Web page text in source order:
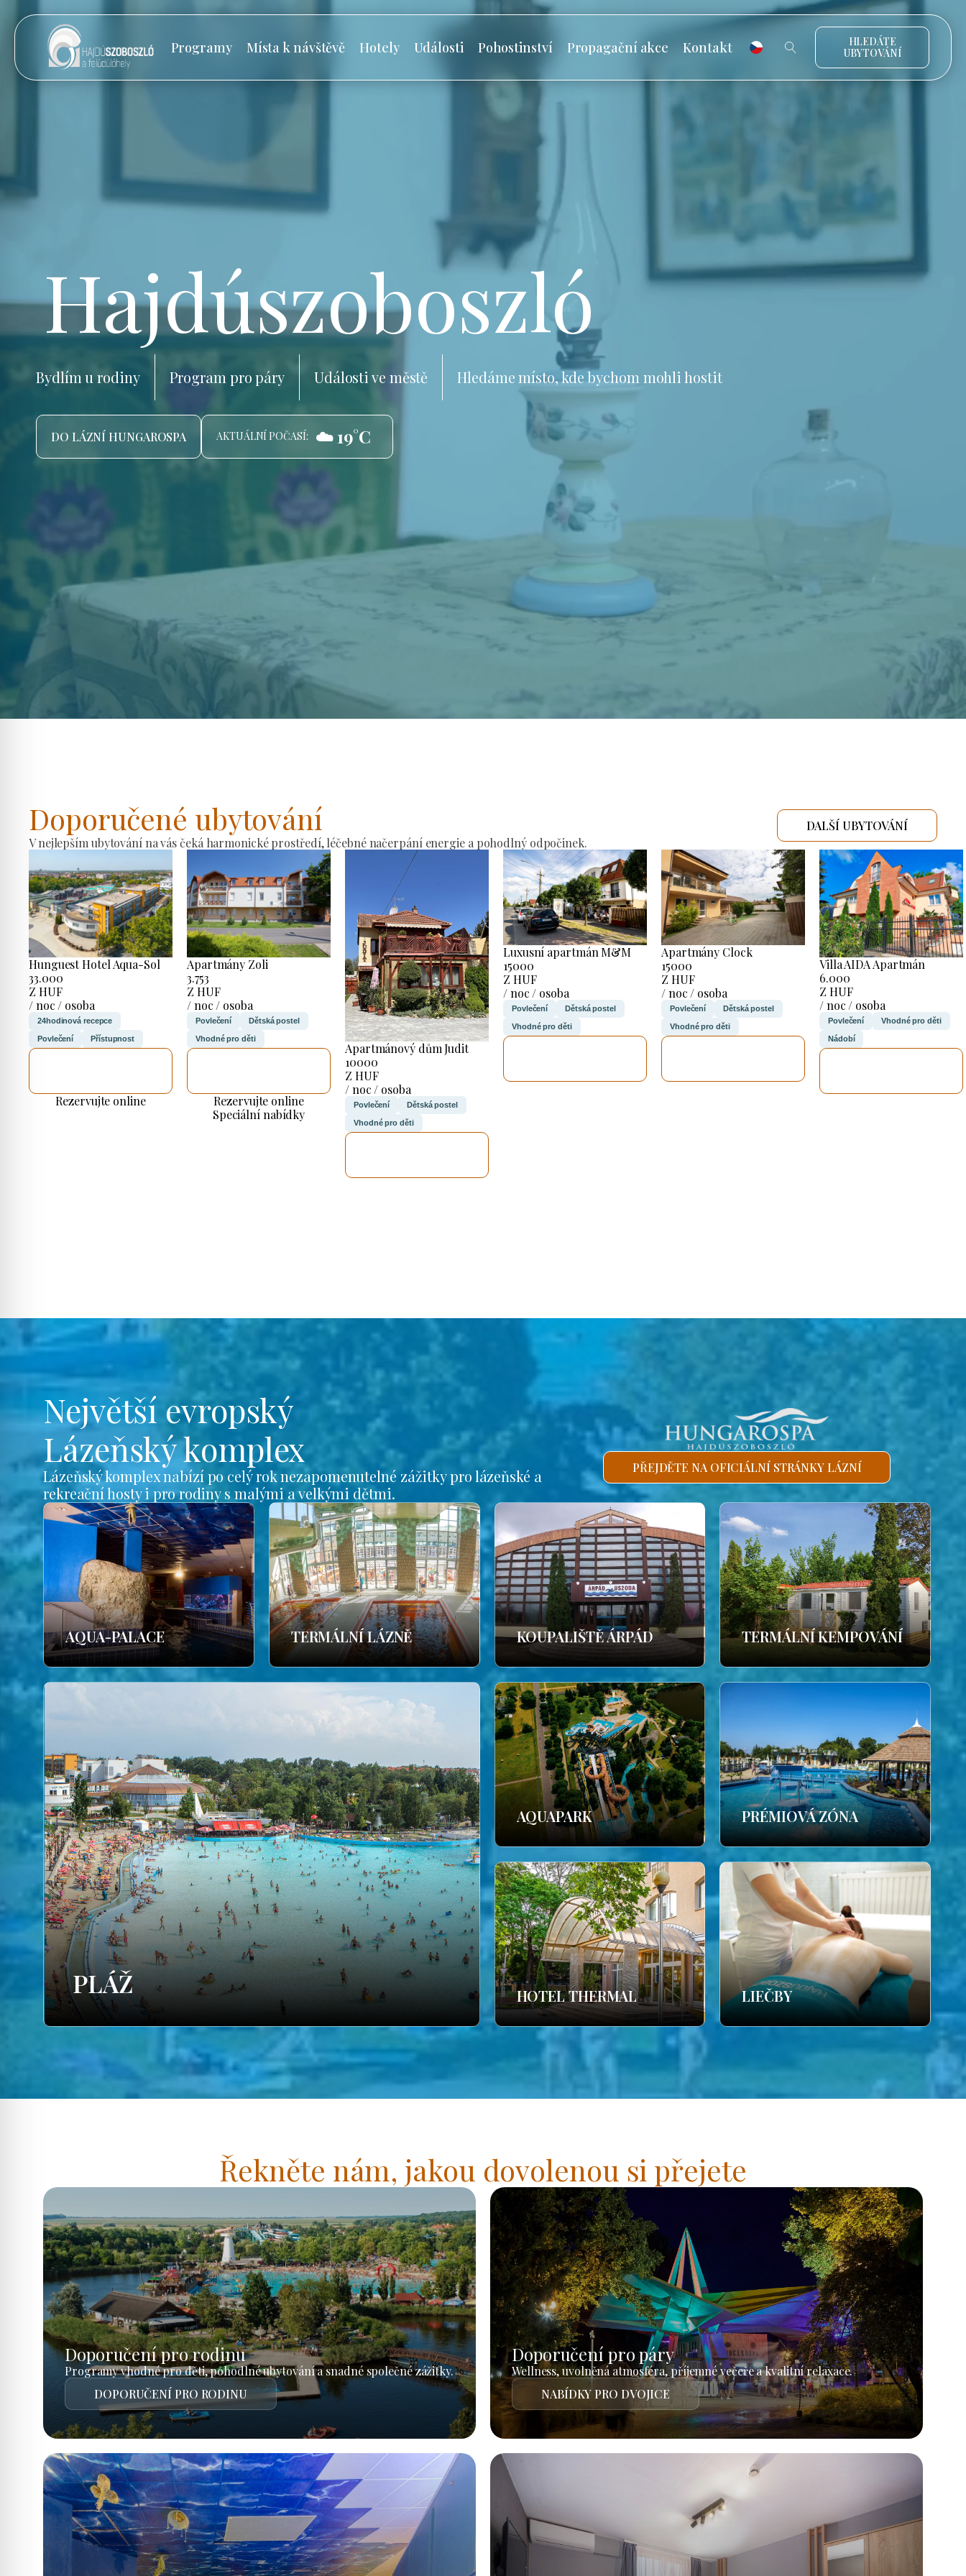
Programy Místa k návštěvě Hotely Události Pohostinství Propagační akce Kontakt
HLEDÁTE
UBYTOVÁNÍ
Hajdúszoboszló
Bydlím u rodiny Program pro páry Události ve městě Hledáme místo, kde bychom mohli hostit
DO LÁZNÍ HUNGAROSPA AKTUÁLNÍ POČASÍ: ☁️ 19°C
Doporučené ubytování
V nejlepším ubytování na vás čeká harmonické prostředí, léčebné načerpání energie a pohodlný odpočinek.
DALŠÍ UBYTOVÁNÍ
Hunguest Hotel Aqua-Sol
33.000
Z HUF
/ noc / osoba
24hodinová recepce
Povlečení Přístupnost
Rezervujte online
Apartmány Zoli
3.753
Z HUF
/ noc / osoba
Povlečení Dětská postel
Vhodné pro děti
Rezervujte online
Speciální nabídky
Apartmánový dům Judit
10000
Z HUF
/ noc / osoba
Povlečení Dětská postel
Vhodné pro děti
Luxusní apartmán M&M
15000
Z HUF
/ noc / osoba
Povlečení Dětská postel
Vhodné pro děti
Apartmány Clock
15000
Z HUF
/ noc / osoba
Povlečení Dětská postel
Vhodné pro děti
Villa AIDA Apartmán
6.000
Z HUF
/ noc / osoba
Povlečení Vhodné pro děti
Nádobí
Největší evropský
Lázeňský komplex
Lázeňský komplex nabízí po celý rok nezapomenutelné zážitky pro lázeňské a
rekreační hosty i pro rodiny s malými a velkými dětmi.
PŘEJDĚTE NA OFICIÁLNÍ STRÁNKY LÁZNÍ
AQUA-PALACE TERMÁLNÍ LÁZNĚ KOUPALIŠTĚ ÁRPÁD TERMÁLNÍ KEMPOVÁNÍ
PLÁŽ
AQUAPARK PRÉMIOVÁ ZÓNA
HOTEL THERMAL LIEČBY
Řekněte nám, jakou dovolenou si přejete
Doporučení pro rodinu
Programy vhodné pro děti, pohodlné ubytování a snadné společné zážitky.
DOPORUČENÍ PRO RODINU
Doporučení pro páry
Wellness, uvolněná atmosféra, příjemné večeře a kvalitní relaxace.
NABÍDKY PRO DVOJICE